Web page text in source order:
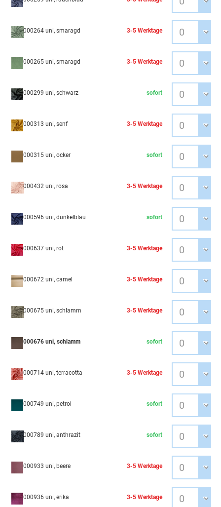
000264 uni, smaragd 3-5 Werktage
000265 uni, smaragd 3-5 Werktage
000299 uni, schwarz sofort
000313 uni, senf 3-5 Werktage
000315 uni, ocker sofort
000432 uni, rosa 3-5 Werktage
000596 uni, dunkelblau sofort
000637 uni, rot 3-5 Werktage
000672 uni, camel 3-5 Werktage
000675 uni, schlamm 3-5 Werktage
000676 uni, schlamm sofort
000714 uni, terracotta 3-5 Werktage
000749 uni, petrol sofort
000789 uni, anthrazit sofort
000933 uni, beere 3-5 Werktage
000936 uni, erika 3-5 Werktage